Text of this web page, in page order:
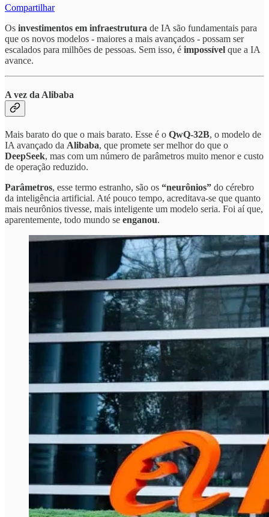
Compartilhar
Os investimentos em infraestrutura de IA são fundamentais para
que os novos modelos - maiores a mais avançados - possam ser
escalados para milhões de pessoas. Sem isso, é impossível que a IA
avance.
A vez da Alibaba
Mais barato do que o mais barato. Esse é o QwQ-32B, o modelo de
IA avançado da Alibaba, que promete ser melhor do que o
DeepSeek, mas com um número de parâmetros muito menor e custo
de operação reduzido.
Parâmetros, esse termo estranho, são os “neurônios” do cérebro
da inteligência artificial. Até pouco tempo, acreditava-se que quanto
mais neurônios tivesse, mais inteligente um modelo seria. Foi aí que,
aparentemente, todo mundo se enganou.